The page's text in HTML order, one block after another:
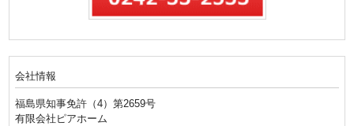
会社情報
福島県知事免許（4）第2659号
有限会社ピアホーム